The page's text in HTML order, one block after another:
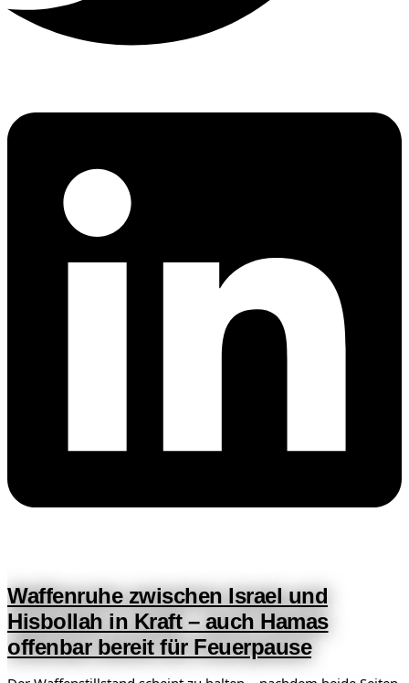
Waffenruhe zwischen Israel und
Hisbollah in Kraft – auch Hamas
offenbar bereit für Feuerpause